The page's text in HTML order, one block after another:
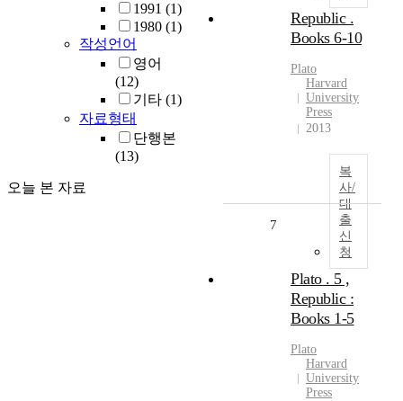
1991 (1)
1980 (1)
작성언어
영어
(12)
기타 (1)
자료형태
단행본
(13)
오늘 본 자료
Republic .
Books 6-10
Plato
Harvard
University
Press
2013
복
사/
대
출
신
청
7
Plato . 5 ,
Republic :
Books 1-5
Plato
Harvard
University
Press